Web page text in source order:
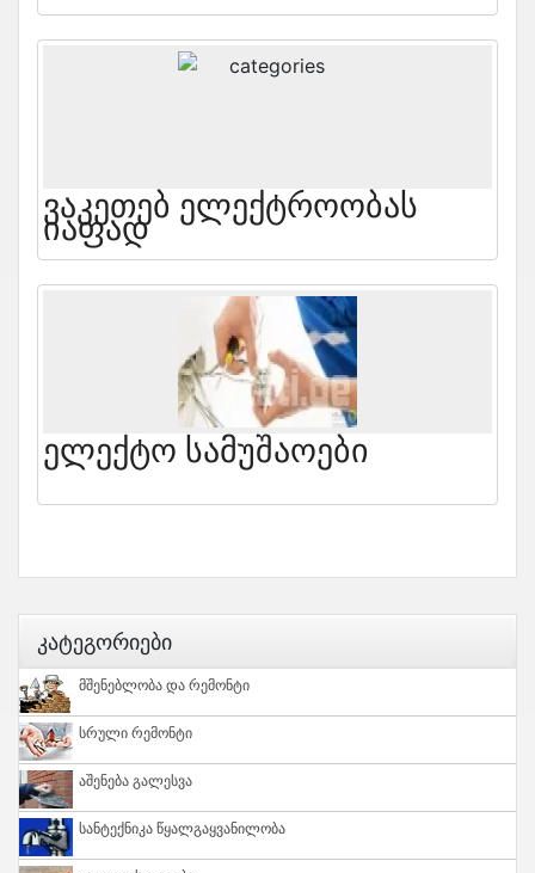
Ვაკეთებ Ელექტროობას
Იაფად
Ელექტო Სამუშაოები
Კატეგორიები
Მშენებლობა Და Რემონტი
Სრული Რემონტი
Აშენება Გალესვა
Სანტექნიკა Წყალგაყვანილობა